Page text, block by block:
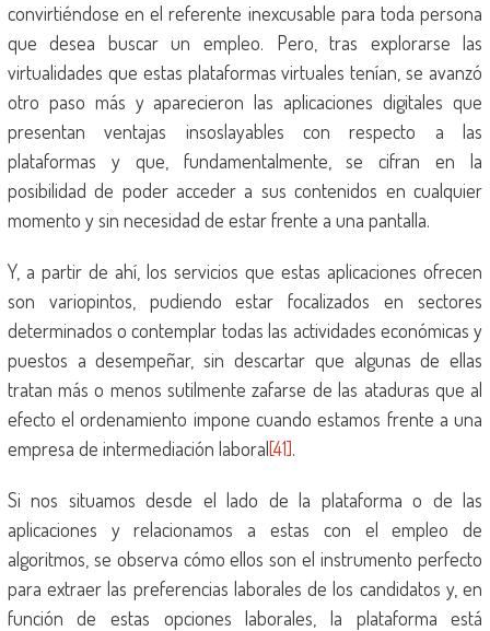
convirtiéndose en el referente inexcusable para toda persona
que desea buscar un empleo. Pero, tras explorarse las
virtualidades que estas plataformas virtuales tenían, se avanzó
otro paso más y aparecieron las aplicaciones digitales que
presentan ventajas insoslayables con respecto a las
plataformas y que, fundamentalmente, se cifran en la
posibilidad de poder acceder a sus contenidos en cualquier
momento y sin necesidad de estar frente a una pantalla.
Y, a partir de ahí, los servicios que estas aplicaciones ofrecen
son variopintos, pudiendo estar focalizados en sectores
determinados o contemplar todas las actividades económicas y
puestos a desempeñar, sin descartar que algunas de ellas
tratan más o menos sutilmente zafarse de las ataduras que al
efecto el ordenamiento impone cuando estamos frente a una
empresa de intermediación laboral[41].
Si nos situamos desde el lado de la plataforma o de las
aplicaciones y relacionamos a estas con el empleo de
algoritmos, se observa cómo ellos son el instrumento perfecto
para extraer las preferencias laborales de los candidatos y, en
función de estas opciones laborales, la plataforma está